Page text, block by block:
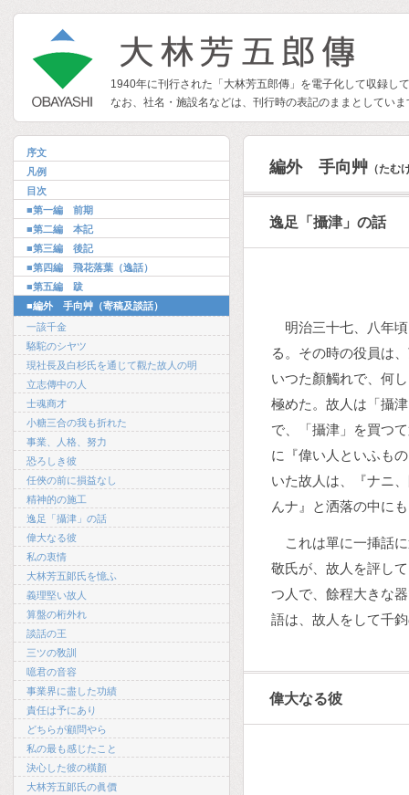
1940年に刊行された「大林芳五郎傳」を電子化して収録し
なお、社名・施設名などは、刊行時の表記のままとしてい
序文
凡例
目次
■第一編 前期
■第二編 本記
■第三編 後記
■第四編 飛花落葉（逸話）
■第五編 跋
■編外 手向艸（寄稿及談話）
一該千金
駱駝のシヤツ
現社長及白杉氏を通じて觀た故人の明
立志傳中の人
士魂商才
小糖三合の我も折れた
事業、人格、努力
恐ろしき彼
任俠の前に損益なし
精神的の施工
逸足「攝津」の話
偉大なる彼
私の衷情
大林芳五郞氏を憶ふ
義理堅い故人
算盤の桁外れ
談話の王
三ツの敎訓
噫君の音容
事業界に盡した功績
責任は予にあり
どちらが顧問やら
私の最も感じたこと
決心した彼の橫顏
大林芳五郞氏の眞價
編外 手向艸 （たむ
逸足「攝津」の話
明治三十七、八年
る。その時の役員は
いつた顏觸れで、何
極めた。故人は「攝
で、「攝津」を買つ
に『偉い人といふも
いた故人は、『ナニ
んナ』と洒落の中に
これは單に一挿話
敬氏が、故人を評し
つ人で、餘程大きな
語は、故人をして千
偉大なる彼